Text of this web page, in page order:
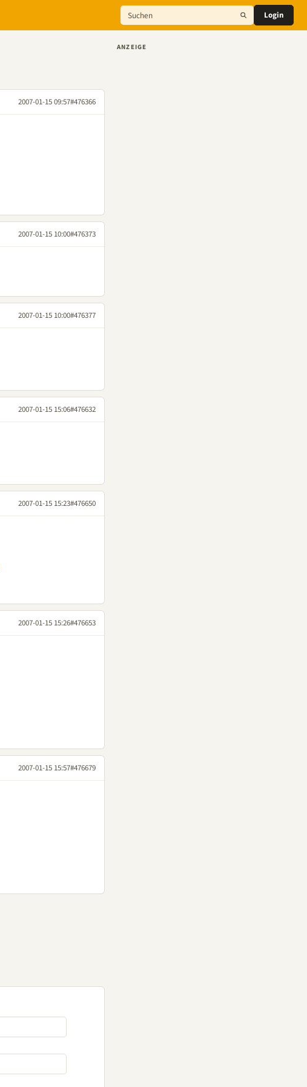
Login
2007-01-15 09:57#476366
2007-01-15 10:00#476373
2007-01-15 10:00#476377
2007-01-15 15:06#476632
2007-01-15 15:23#476650
2007-01-15 15:26#476653
2007-01-15 15:57#476679
ANZEIGE